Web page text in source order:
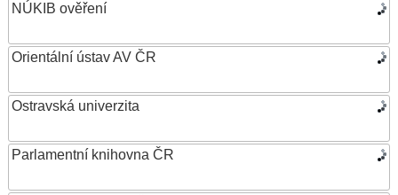
NÚKIB ověření
Orientální ústav AV ČR
Ostravská univerzita
Parlamentní knihovna ČR